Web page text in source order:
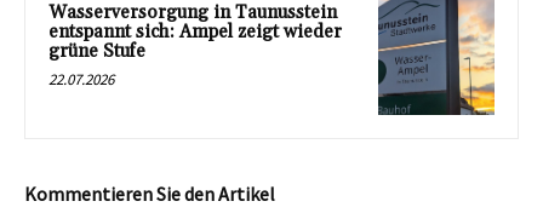
Wasserversorgung in Taunusstein
entspannt sich: Ampel zeigt wieder
grüne Stufe
22.07.2026
Kommentieren Sie den Artikel